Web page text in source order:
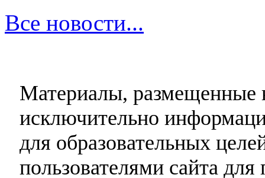
Все новости...
Материалы, размещенные
исключительно
для образовательных
пользователями сайта